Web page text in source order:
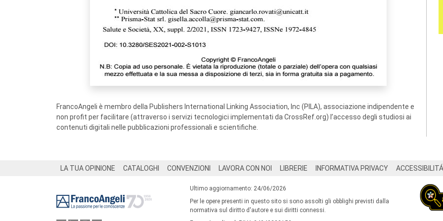
FrancoAngeli è membro della Publishers International Linking Association, Inc (PILA), associazione indipendente e
non profit per facilitare (attraverso i servizi tecnologici implementati da CrossRef.org) l’accesso degli studiosi ai
contenuti digitali nelle pubblicazioni professionali e scientifiche.
LA TUA OPINIONE CATALOGHI CONVENZIONI LAVORA CON NOI LIBRERIE INFORMATIVA PRIVACY ACCESSIBILITÁ
Ultimo aggiornamento: 24/06/2026
Per le opere presenti in questo sito si sono assolti gli obblighi previsti dalla
normativa sul diritto d'autore e sui diritti connessi.